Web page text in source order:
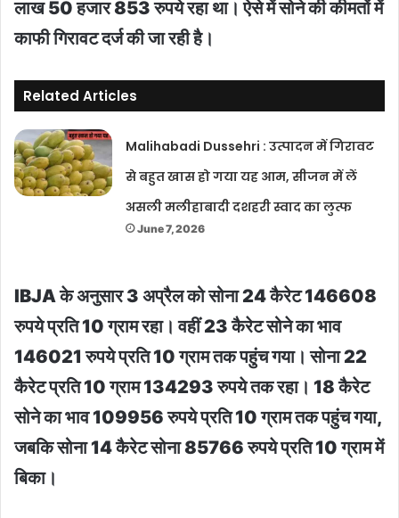
लाख 50 हजार 853 रुपये रहा था। ऐसे में सोने की कीमतों में
काफी गिरावट दर्ज की जा रही है।
Related Articles
Malihabadi Dussehri : उत्पादन में गिरावट
से बहुत खास हो गया यह आम, सीजन में लें
असली मलीहाबादी दशहरी स्वाद का लुत्फ
June 7, 2026
IBJA के अनुसार 3 अप्रैल को सोना 24 कैरेट 146608
रुपये प्रति 10 ग्राम रहा। वहीं 23 कैरेट सोने का भाव
146021 रुपये प्रति 10 ग्राम तक पहुंच गया। सोना 22
कैरेट प्रति 10 ग्राम 134293 रुपये तक रहा। 18 कैरेट
सोने का भाव 109956 रुपये प्रति 10 ग्राम तक पहुंच गया,
जबकि सोना 14 कैरेट सोना 85766 रुपये प्रति 10 ग्राम में
बिका।